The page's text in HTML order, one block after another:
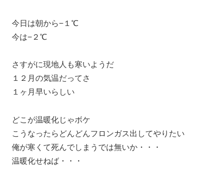
今日は朝から−１℃
今は−２℃
さすがに現地人も寒いようだ
１２月の気温だってさ
１ヶ月早いらしい
どこが温暖化じゃボケ
こうなったらどんどんフロンガス出してやりたい
俺が寒くて死んでしまうでは無いか・・・
温暖化せねば・・・